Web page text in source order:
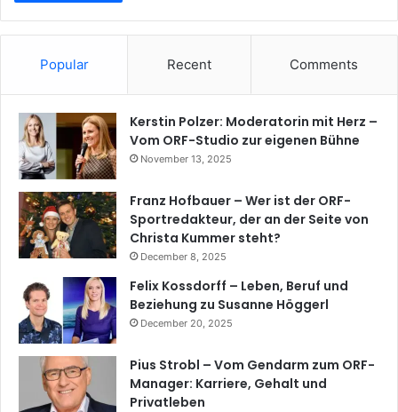
Popular Recent Comments
Kerstin Polzer: Moderatorin mit Herz –
Vom ORF-Studio zur eigenen Bühne
November 13, 2025
Franz Hofbauer – Wer ist der ORF-
Sportredakteur, der an der Seite von
Christa Kummer steht?
December 8, 2025
Felix Kossdorff – Leben, Beruf und
Beziehung zu Susanne Höggerl
December 20, 2025
Pius Strobl – Vom Gendarm zum ORF-
Manager: Karriere, Gehalt und
Privatleben